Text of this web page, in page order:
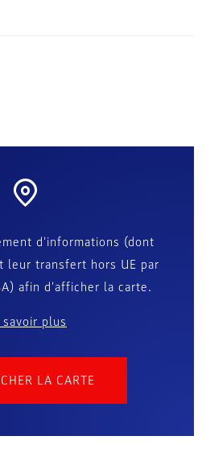
d'informations (dont
leur transfert hors UE par
afin d'afficher la carte.
savoir plus
LA CARTE